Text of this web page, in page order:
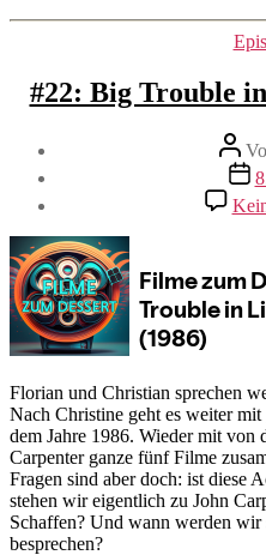
#22: Big Trouble
Florian und Christian sprechen
Nach Christine geht es weiter
dem Jahre 1986. Wieder mit von
Carpenter ganze fünf Filme
Fragen sind aber doch: ist diese
stehen wir eigentlich zu John
Schaffen? Und wann werden wir
besprechen?